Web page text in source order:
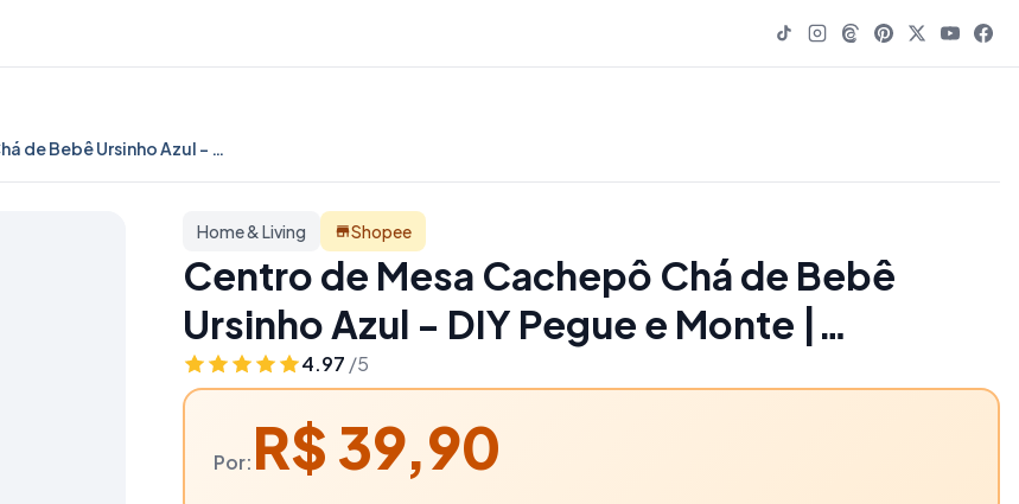
Centro de Mesa Cachepô Chá de Bebê Ursinho Azul - DIY Pegue e Monte | Lembrancinhas Personalizadas | Home & Living
Home & Living Shopee
Centro de Mesa Cachepô Chá de Bebê
Ursinho Azul - DIY Pegue e Monte |
Lembrancinhas Personalizadas | Home &
Living
4.97 /5
Por: R$ 39,90